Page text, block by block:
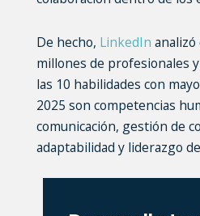
De hecho, LinkedIn analizó
millones de profesionales
las 10 habilidades con
2025 son competencias
comunicación, gestión de
adaptabilidad y liderazgo